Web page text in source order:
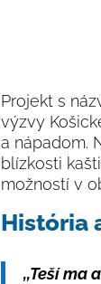
Projekt s
výzvy
a nápadom.
blízkosti
možností v
História
,,Teší ma